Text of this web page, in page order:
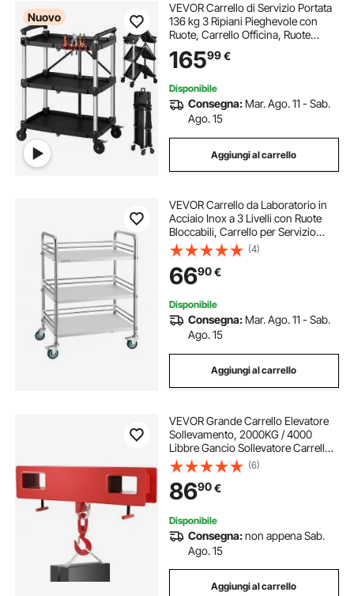
Nuovo
VEVOR Carrello di Servizio Portata
136 kg 3 Ripiani Pieghevole con
Ruote, Carrello Officina, Ruote
Girevoli a 360° con freno, Maniglia
Bilaterale, Struttura Rinforzata con
16599€
Disponibile
Consegna: Mar. Ago. 11 - Sab.
Ago. 15
Aggiungi al carrello
VEVOR Carrello da Laboratorio in
Acciaio Inox a 3 Livelli con Ruote
Bloccabili, Carrello per Servizio
Medico, Vassoio per Clinica,
Vassoio di Stoccaggio Mobile per
Impieghi Gravosi per Ospedale
(4)
6690€
Disponibile
Consegna: Mar. Ago. 11 - Sab.
Ago. 15
Aggiungi al carrello
VEVOR Grande Carrello Elevatore
Sollevamento, 2000KG / 4000
Libbre Gancio Sollevatore Carrello
Elevatore a Larghezza Forcella 660
mm, Argano Sollevatore Gru Mobile
con Gancio Girevole
(6)
8690€
Disponibile
Consegna:non appena Sab.
Ago. 15
Aggiungi al carrello